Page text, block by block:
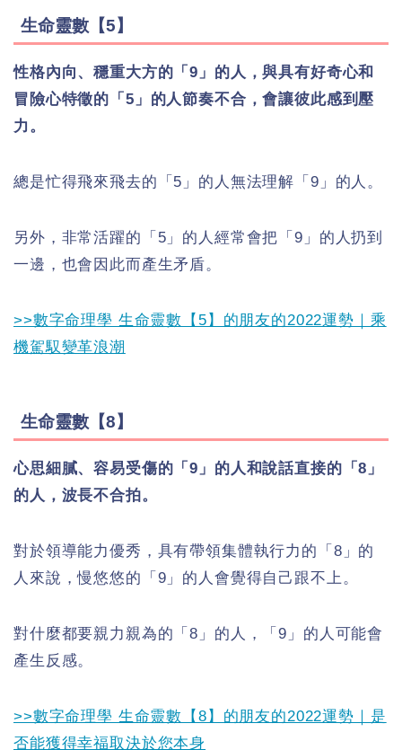
生命靈數【5】
性格內向、穩重大方的「9」的人，與具有好奇心和
冒險心特徵的「5」的人節奏不合，會讓彼此感到壓
力。
總是忙得飛來飛去的「5」的人無法理解「9」的人。
另外，非常活躍的「5」的人經常會把「9」的人扔到
一邊，也會因此而產生矛盾。
>>數字命理學 生命靈數【5】的朋友的2022運勢｜乘
機駕馭變革浪潮
生命靈數【8】
心思細膩、容易受傷的「9」的人和說話直接的「8」
的人，波長不合拍。
對於領導能力優秀，具有帶領集體執行力的「8」的
人來說，慢悠悠的「9」的人會覺得自己跟不上。
對什麼都要親力親為的「8」的人，「9」的人可能會
產生反感。
>>數字命理學 生命靈數【8】的朋友的2022運勢｜是
否能獲得幸福取決於您本身